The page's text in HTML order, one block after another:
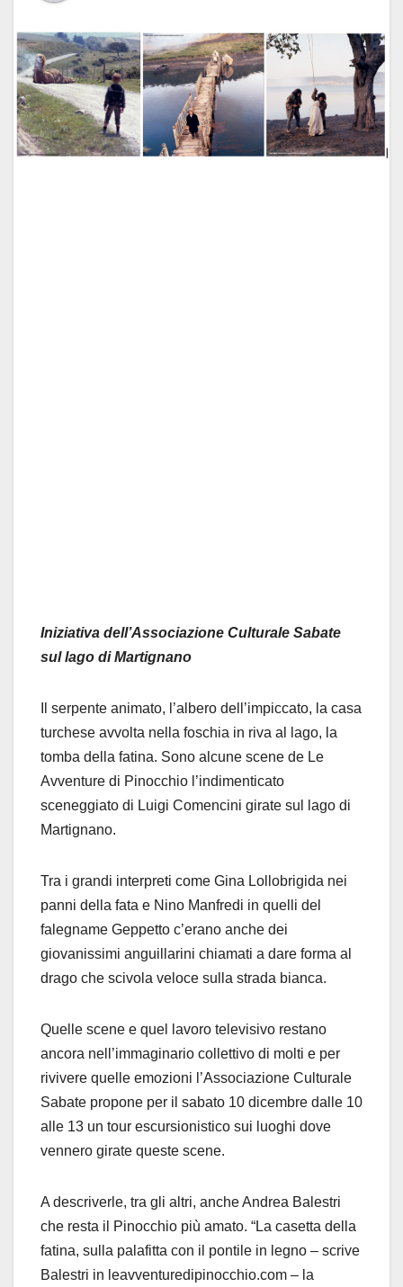
Iniziativa dell’Associazione Culturale Sabate
sul lago di Martignano
Il serpente animato, l’albero dell’impiccato, la casa
turchese avvolta nella foschia in riva al lago, la
tomba della fatina. Sono alcune scene de Le
Avventure di Pinocchio l’indimenticato
sceneggiato di Luigi Comencini girate sul lago di
Martignano.
Tra i grandi interpreti come Gina Lollobrigida nei
panni della fata e Nino Manfredi in quelli del
falegname Geppetto c’erano anche dei
giovanissimi anguillarini chiamati a dare forma al
drago che scivola veloce sulla strada bianca.
Quelle scene e quel lavoro televisivo restano
ancora nell’immaginario collettivo di molti e per
rivivere quelle emozioni l’Associazione Culturale
Sabate propone per il sabato 10 dicembre dalle 10
alle 13 un tour escursionistico sui luoghi dove
vennero girate queste scene.
A descriverle, tra gli altri, anche Andrea Balestri
che resta il Pinocchio più amato. “La casetta della
fatina, sulla palafitta con il pontile in legno – scrive
Balestri in leavventuredipinocchio.com – la